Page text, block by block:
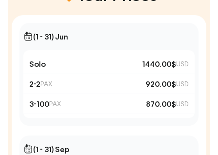
(1 - 31) Jun
Solo 1440.00$USD
2-2PAX 920.00$USD
3-100PAX 870.00$USD
(1 - 31) Sep